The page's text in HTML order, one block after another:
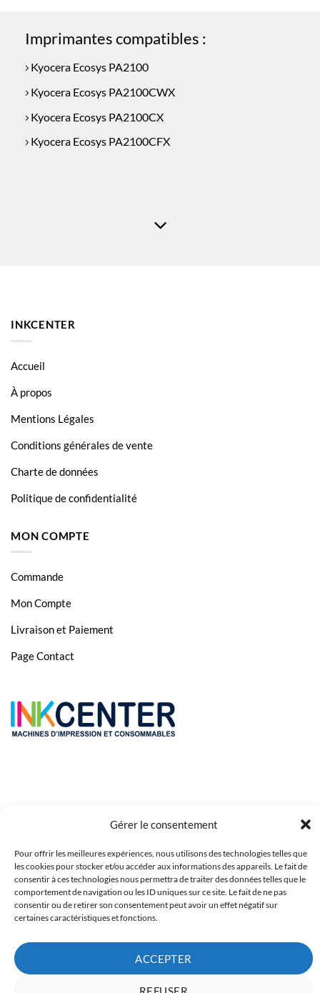
Gérer le consentement
Pour offrir les meilleures expériences, nous utilisons des technologies telles que
les cookies pour stocker et/ou accéder aux informations des appareils. Le fait de
consentir à ces technologies nous permettra de traiter des données telles que le
comportement de navigation ou les ID uniques sur ce site. Le fait de ne pas
consentir ou de retirer son consentement peut avoir un effet négatif sur
certaines caractéristiques et fonctions.
ACCEPTER
Imprimantes compatibles :
Kyocera Ecosys PA2100
Kyocera Ecosys PA2100CWX
Kyocera Ecosys PA2100CX
Kyocera Ecosys PA2100CFX
INKCENTER
Accueil
À propos
Mentions Légales
Conditions générales de vente
Charte de données
Politique de confidentialité
MON COMPTE
Commande
Mon Compte
Livraison et Paiement
Page Contact
Copyright 2023 © Inkcenter - Webdesign by Media84